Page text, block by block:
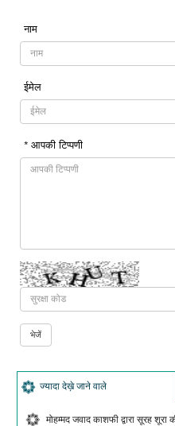
नाम
ईमेल
* आपकी टिप्पणी
ज्यादा देख़े जाने वाले
मोहम्मद जवाद काशफी द्वारा सूरह शूरा